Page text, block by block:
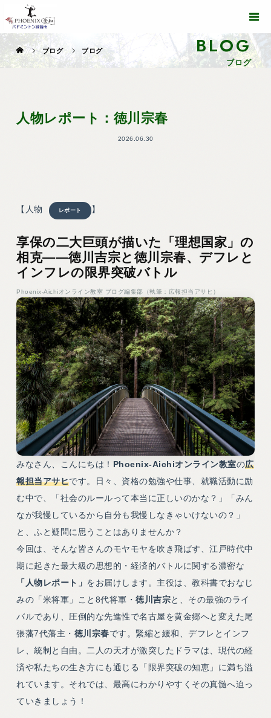
BLOG
ブログ
ブログ ブログ
人物レポート：徳川宗春
2026.06.30
【人物 レポート 】
享保の二大巨頭が描いた「理想国家」の
相克――徳川吉宗と徳川宗春、デフレと
インフレの限界突破バトル
Phoenix-Aichiオンライン教室 ブログ編集部（執筆：広報担当アサヒ）
みなさん、こんにちは！ Phoenix-Aichiオンライン教室の広
報担当アサヒです。日々、資格の勉強や仕事、就職活動に励
む中で、「社会のルールって本当に正しいのかな？」「みん
なが我慢しているから自分も我慢しなきゃいけないの？」
と、ふと疑問に思うことはありませんか？
今回は、そんな皆さんのモヤモヤを吹き飛ばす、江戸時代中
期に起きた最大級の思想的・経済的バトルに関する濃密な
「人物レポート」 をお届けします。主役は、教科書でおなじ
みの「米将軍」こと8代将軍・徳川吉宗と、その最強のライ
バルであり、圧倒的な先進性で名古屋を黄金郷へと変えた尾
張藩7代藩主・ 徳川宗春です。緊縮と緩和、デフレとインフ
レ、統制と自由。二人の天才が激突したドラマは、現代の経
済や私たちの生き方にも通じる「限界突破の知恵」に満ち溢
れています。それでは、最高にわかりやすくその真髄へ迫っ
ていきましょう！